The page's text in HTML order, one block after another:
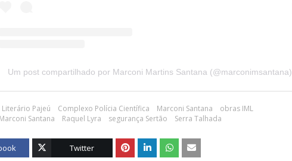
Um post compartilhado por Marconi Martins Santana (@marconimsantana)
Pajeú Complexo Polícia Científica Marconi Santana
obras IML
Santana
Raquel Lyra segurança Sertão Serra Talhada
Twitter